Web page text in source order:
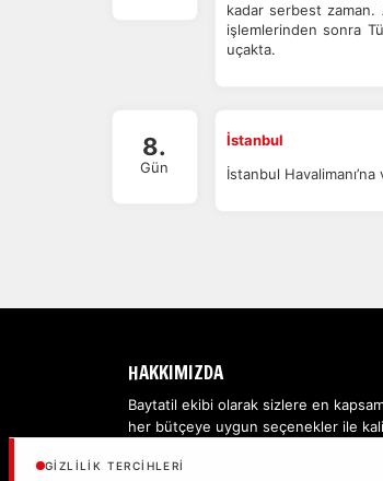
GIZLILIK TERCIHLERI
kadar serbest zaman.
işlemlerinden sonra
uçakta.
8.
Gün
İstanbul
İstanbul
HAKKIMIZDA
Baytatil ekibi olarak sizlere en
her bütçeye uygun seçenekler ile